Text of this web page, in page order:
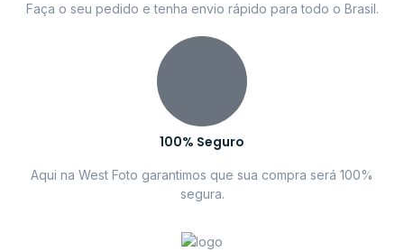
Faça o seu pedido e tenha envio rápido para todo o Brasil.
100% Seguro
Aqui na West Foto garantimos que sua compra será 100%
segura.